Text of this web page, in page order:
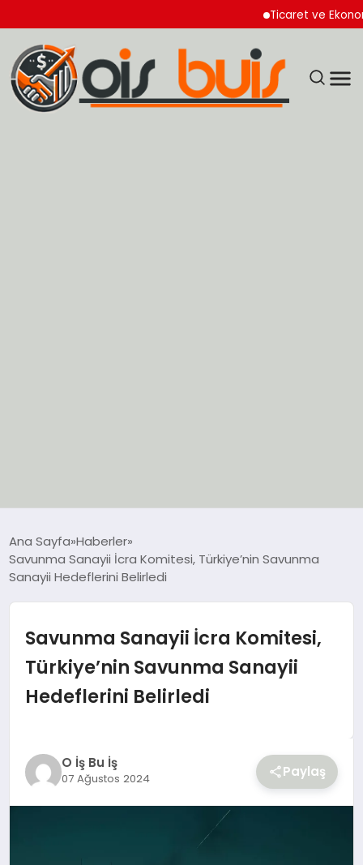
Ticaret ve Ekonomik
EKONOMİ
SPOR
Ana Sayfa Haberler
Savunma Sanayii İcra Komitesi, Türkiye’nin Savunma
Sanayii Hedeflerini Belirledi
Savunma Sanayii İcra Komitesi,
Türkiye’nin Savunma Sanayii
Hedeflerini Belirledi
O İş Bu İş
07 Ağustos 2024 Paylaş